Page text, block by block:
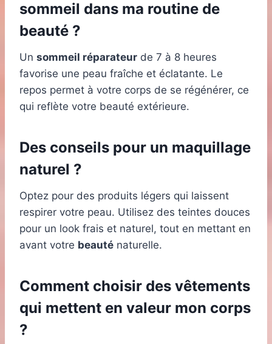
sommeil dans ma routine de
beauté ?
Un sommeil réparateur de 7 à 8 heures
favorise une peau fraîche et éclatante. Le
repos permet à votre corps de se régénérer, ce
qui reflète votre beauté extérieure.
Des conseils pour un maquillage
naturel ?
Optez pour des produits légers qui laissent
respirer votre peau. Utilisez des teintes douces
pour un look frais et naturel, tout en mettant en
avant votre beauté naturelle.
Comment choisir des vêtements
qui mettent en valeur mon corps
?